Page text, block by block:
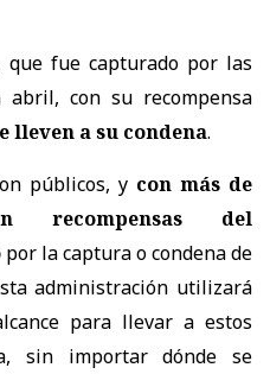
que fue capturado por las
abril, con su recompensa
lleven a su condena.
públicos, y con más de
recompensas del
por la captura o condena de
administración utilizará
para llevar a estos
sin importar dónde se